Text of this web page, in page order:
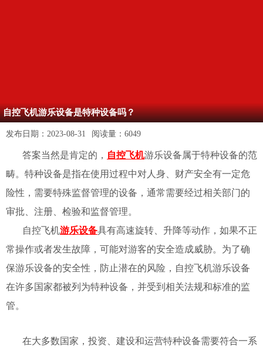
自控飞机游乐设备是特种设备吗？
发布日期： 2023-08-31 阅读量： 6049
答案当然是肯定的， 自控飞机游乐设备属于特种设备的范
畴。特种设备是指在使用过程中对人身、财产安全有一定危
险性，需要特殊监督管理的设备，通常需要经过相关部门的
审批、注册、检验和监督管理。
自控飞机游乐设备具有高速旋转、升降等动作，如果不正
常操作或者发生故障，可能对游客的安全造成威胁。为了确
保游乐设备的安全性，防止潜在的风险，自控飞机游乐设备
在许多国家都被列为特种设备，并受到相关法规和标准的监
管。
在大多数国家，投资、建设和运营特种设备需要符合一系